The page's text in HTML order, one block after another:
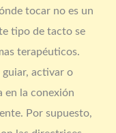
tocar no es un
tipo de tacto se
terapéuticos.
guiar, activar o
en la conexión
Por supuesto,